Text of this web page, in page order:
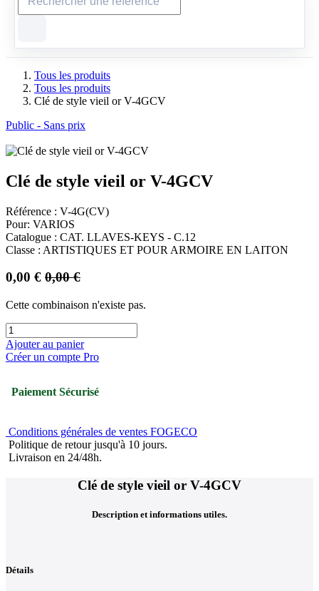
Tous les produits
Tous les produits
Clé de style vieil or V-4GCV
Public - Sans prix
Clé de style vieil or V-4GCV
Référence : V-4G(CV)
Pour: VARIOS
Catalogue : CAT. LLAVES-KEYS - C.12
Classe : ARTISTIQUES ET POUR ARMOIRE EN LAITON
0,00 € 0,00€
Cette combinaison n'existe pas.
Ajouter au panier
Créer un compte Pro
Paiement Sécurisé
Conditions générales de ventes FOGECO
Politique de retour jusqu'à 10 jours.
Livraison en 24/48h.
Clé de style vieil or V-4GCV
Description et informations utiles.
Détails